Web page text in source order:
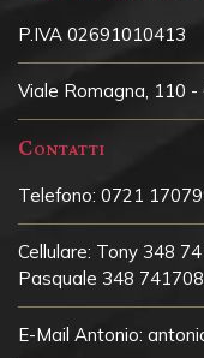
P.IVA 02691010413
Viale Romagna, 110
Contatti
Telefono: 0721
Cellulare: Tony 348
Pasquale 348
E-Mail Antonio: